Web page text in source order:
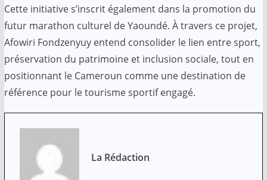
Cette initiative s’inscrit également dans la promotion du
futur marathon culturel de Yaoundé. À travers ce projet,
Afowiri Fondzenyuy entend consolider le lien entre sport,
préservation du patrimoine et inclusion sociale, tout en
positionnant le Cameroun comme une destination de
référence pour le tourisme sportif engagé.
La Rédaction